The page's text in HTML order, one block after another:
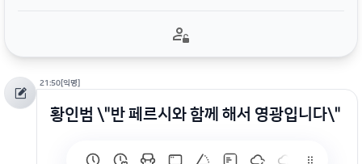
21:50[익명]
황인범 \"반 페르시와 함께 해서 영광입니다\"